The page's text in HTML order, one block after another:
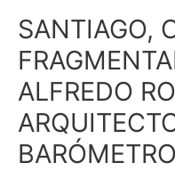
SANTIAGO,
ALFREDO